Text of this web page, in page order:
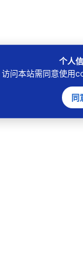
个人
访问本站需同意使用
同